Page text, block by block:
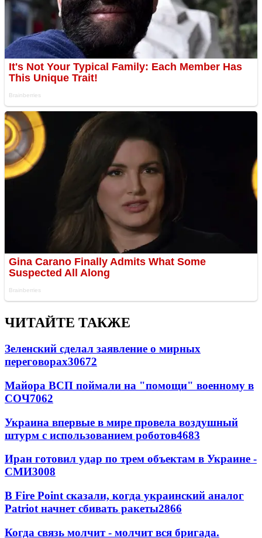
ЧИТАЙТЕ ТАКЖЕ
Зеленский сделал заявление о мирных
переговорах30672
Майора ВСП поймали на "помощи" военному в
СОЧ7062
Украина впервые в мире провела воздушный
штурм с использованием роботов4683
Иран готовил удар по трем объектам в Украине -
СМИ3008
В Fire Point сказали, когда украинский аналог
Patriot начнет сбивать ракеты2866
Когда связь молчит - молчит вся бригада.